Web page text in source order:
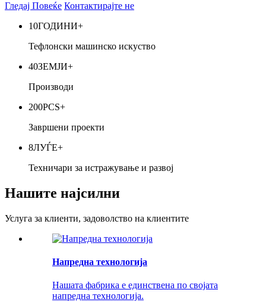
Гледај Повеќе Контактирајте не
10ГОДИНИ+
Тефлонски машинско искуство
40ЗЕМЈИ+
Производи
200PCS+
Завршени проекти
8ЛУЃЕ+
Техничари за истражување и развој
Нашите најсилни
Услуга за клиенти, задоволство на клиентите
Напредна технологија
Нашата фабрика е единствена по својата
напредна технологија.